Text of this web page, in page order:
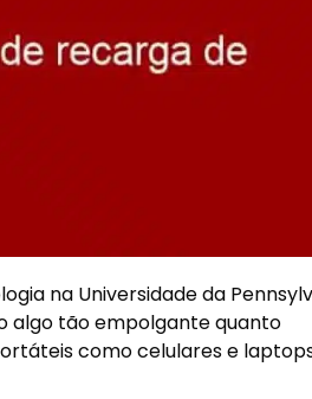
na Universidade da
algo tão empolgante quanto
como celulares e